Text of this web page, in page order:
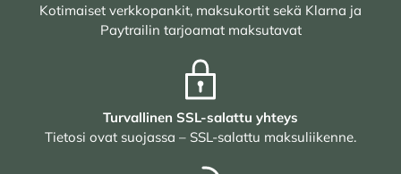
Kotimaiset verkkopankit, maksukortit sekä Klarna ja
Paytrailin tarjoamat maksutavat
Turvallinen SSL-salattu yhteys
Tietosi ovat suojassa – SSL-salattu maksuliikenne.